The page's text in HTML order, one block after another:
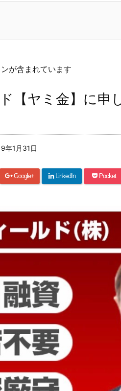
が含まれています
【ヤミ金】に申
年1月31日
Google+ LinkedIn Pocket